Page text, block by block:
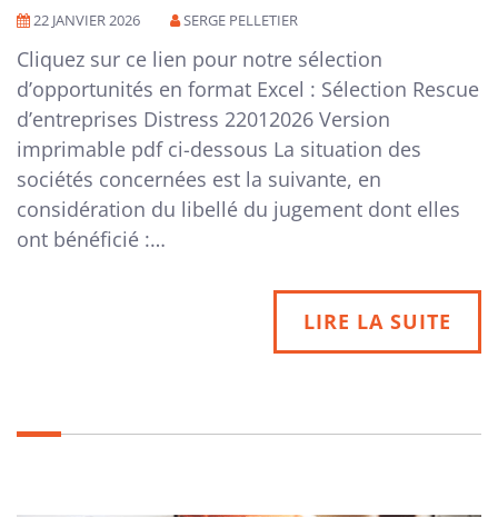
22 JANVIER 2026 SERGE PELLETIER
Cliquez sur ce lien pour notre sélection
d’opportunités en format Excel : Sélection Rescue
d’entreprises Distress 22012026 Version
imprimable pdf ci-dessous La situation des
sociétés concernées est la suivante, en
considération du libellé du jugement dont elles
ont bénéficié :…
LIRE LA SUITE